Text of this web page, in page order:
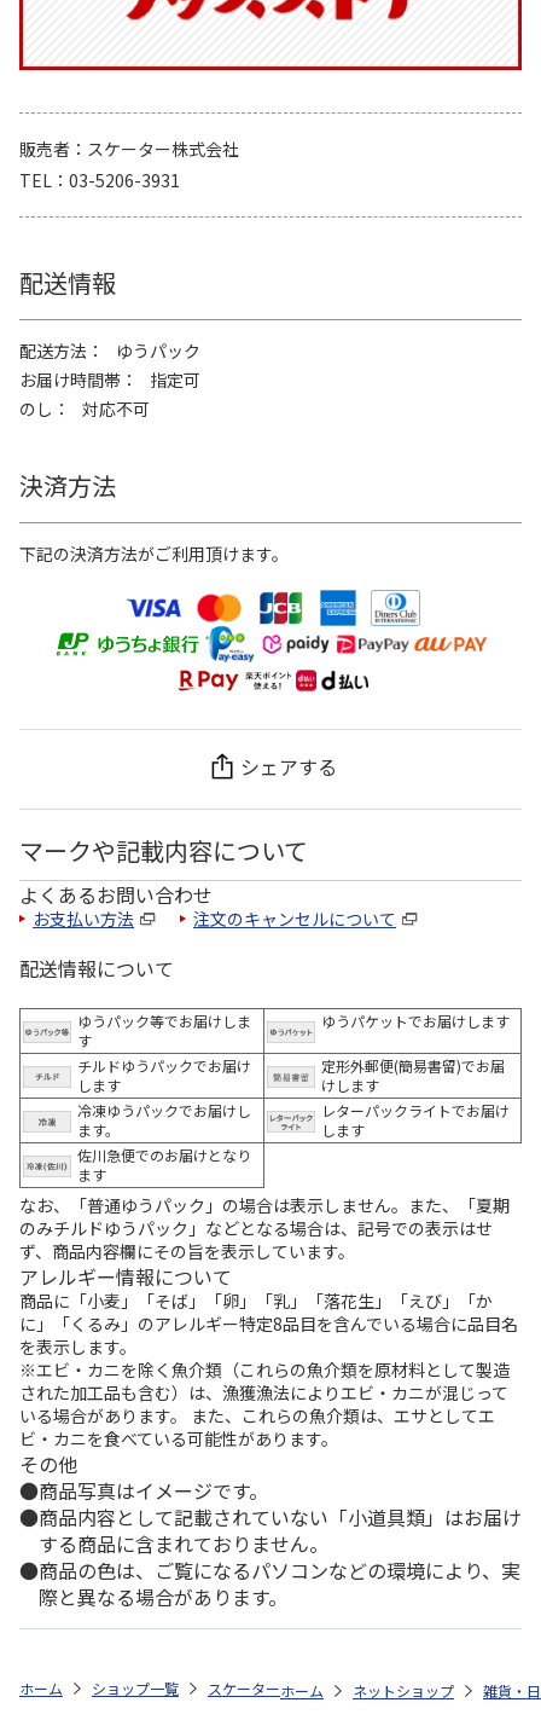
販売者
スケーター株式会社
TEL
03-5206-3931
配送情報
配送方法
ゆうパック
お届け時間帯
指定可
のし
対応不可
決済方法
下記の決済方法がご利用頂けます。
シェアする
マークや記載内容について
よくあるお問い合わせ
お支払い方法 注文のキャンセルについて
配送情報について
ゆうパック等でお届けしま
す
ゆうパケットでお届けします
チルドゆうパックでお届け
します
定形外郵便(簡易書留)でお届
けします
冷凍ゆうパックでお届けし
ます。
レターパックライトでお届け
します
佐川急便でのお届けとなり
ます
なお、「普通ゆうパック」の場合は表示しません。また、「夏期
のみチルドゆうパック」などとなる場合は、記号での表示はせ
ず、商品内容欄にその旨を表示しています。
アレルギー情報について
商品に「小麦」「そば」「卵」「乳」「落花生」「えび」「か
に」「くるみ」のアレルギー特定8品目を含んでいる場合に品目名
を表示します。
※エビ・カニを除く魚介類（これらの魚介類を原材料として製造
された加工品も含む）は、漁獲漁法によりエビ・カニが混じって
いる場合があります。 また、これらの魚介類は、エサとしてエ
ビ・カニを食べている可能性があります。
その他
商品写真はイメージです。
商品内容として記載されていない「小道具類」はお届け
する商品に含まれておりません。
商品の色は、ご覧になるパソコンなどの環境により、実
際と異なる場合があります。
ホーム ショップ一覧 スケーター ふわっとフタタイトランチボック
ホーム ネットショップ 雑貨・